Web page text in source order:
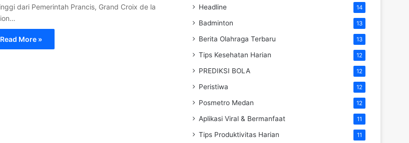
dari Pemerintah Prancis, Grand Croix de la
Read More »
Headline 14
Badminton 13
Berita Olahraga Terbaru 13
Tips Kesehatan Harian 12
PREDIKSI BOLA 12
Peristiwa 12
Posmetro Medan 12
Aplikasi Viral & Bermanfaat 11
Tips Produktivitas Harian 11